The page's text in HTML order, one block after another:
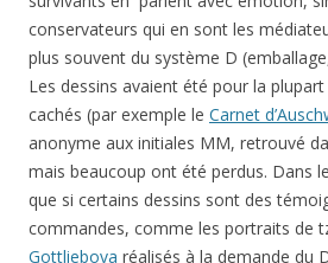
conservateurs qui en sont les
plus souvent du système D
Les dessins avaient été pour la
cachés (par exemple le Carnet
anonyme aux initiales MM, retrouvé
mais beaucoup ont été perdus. Dans
que si certains dessins sont des
commandes, comme les portraits de
Gottliebova réalisés à la demande du